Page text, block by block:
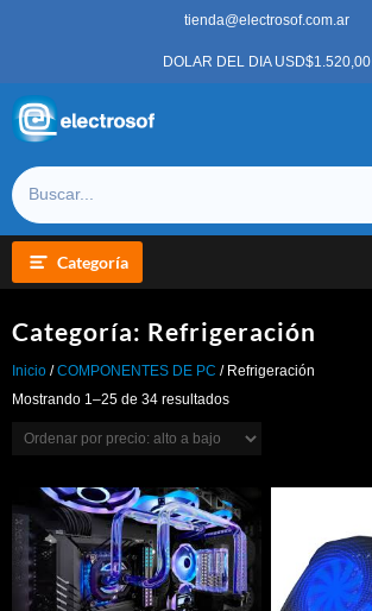
tienda@electrosof.com.ar
DOLAR DEL DIA USD$1.520,00
Categoría
Categoría: Refrigeración
Inicio /COMPONENTES DE PC / Refrigeración
Mostrando 1–25 de 34 resultadosOrdenado
alto